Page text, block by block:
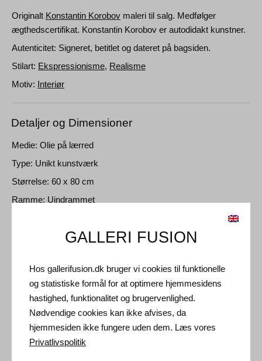
Originalt Konstantin Korobov maleri til salg. Medfølger
ægthedscertifikat. Konstantin Korobov er autodidakt kunstner.
Autenticitet: Signeret, betitlet og dateret på bagsiden.
Stilart: Ekspressionisme, Realisme
Motiv: Interiør
Detaljer og Dimensioner
Medie: Olie på lærred
Type: Unikt kunstværk
Størrelse: 60 x 80 cm
Ramme: Uindrammet
Forsendelse og Retur
sendes fra Rusland.
Forsendelse: Salgsprisen er inklusiv levering. Læs
Håndtering: Sendes sikkert og forsikret. Mere information
kontakt os
GALLERI FUSION
Hos gallerifusion.dk bruger vi cookies til funktionelle
og statistiske formål for at optimere hjemmesidens
hastighed, funktionalitet og brugervenlighed.
Nødvendige cookies kan ikke afvises, da
hjemmesiden ikke fungere uden dem. Læs vores
Privatlivspolitik